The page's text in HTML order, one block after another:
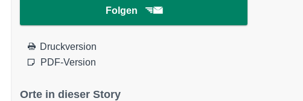
Folgen
Druckversion
PDF-Version
Orte in dieser Story